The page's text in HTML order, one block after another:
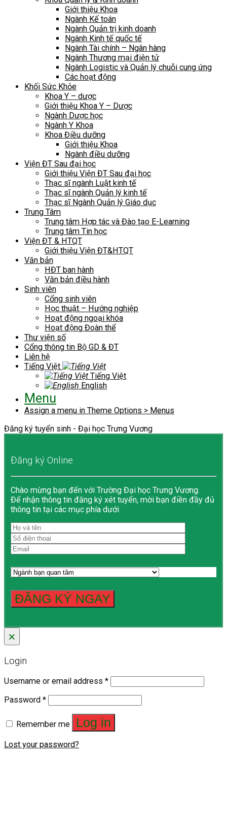
Giới thiệu Khoa
Ngành Kế toán
Ngành Quản trị kinh doanh
Ngành Kinh tế quốc tế
Ngành Tài chính – Ngân hàng
Ngành Thương mại điện tử
Ngành Logistic và Quản lý chuỗi cung ứng
Các hoạt động
Khối Sức Khỏe
Khoa Y – dược
Giới thiệu Khoa Y – Dược
Ngành Dược học
Ngành Y Khoa
Khoa Điều dưỡng
Giới thiệu Khoa
Ngành điều dưỡng
Viện ĐT Sau đại học
Giới thiệu Viện ĐT Sau đại học
Thạc sĩ ngành Luật kinh tế
Thạc sĩ ngành Quản lý kinh tế
Thạc sĩ Ngành Quản lý Giáo dục
Trung Tâm
Trung tâm Hợp tác và Đào tạo E-Learning
Trung tâm Tin học
Viện ĐT & HTQT
Giới thiệu Viện ĐT&HTQT
Văn bản
HĐT ban hành
Văn bản điều hành
Sinh viên
Cổng sinh viên
Học thuật – Hướng nghiệp
Hoạt động ngoại khóa
Hoạt động Đoàn thể
Thư viện số
Cổng thông tin Bộ GD & ĐT
Liên hệ
Tiếng Việt
Tiếng Việt
English
Menu
Assign a menu in Theme Options > Menus
Đăng ký tuyển sinh - Đại học Trưng Vương
Đăng ký Online
Chào mừng bạn đến với Trường Đại học Trưng Vương.
Để nhận thông tin đăng ký xét tuyển, mời bạn điền đầy đủ
thông tin tại các mục phía dưới
×
Login
Username or email address *
Password *
Remember me Log in
Lost your password?